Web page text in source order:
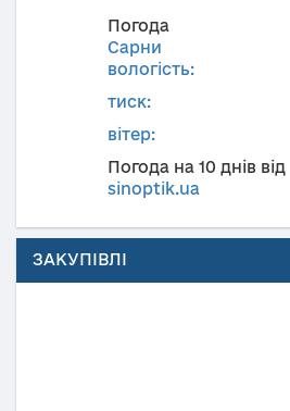
Погода
Сарни
вологість:
тиск:
вітер:
Погода на 10 днів від
sinoptik.ua
ЗАКУПІВЛІ